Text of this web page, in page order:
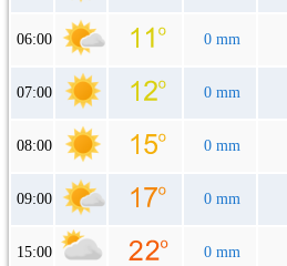
06:00 0 mm
07:00 0 mm
08:00 0 mm
09:00 0 mm
15:00 0 mm